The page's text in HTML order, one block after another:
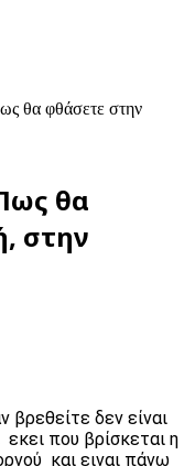
θα φθάσετε στην
θα
στην
δεν είναι
που βρίσκεται η
και ειναι πάνω